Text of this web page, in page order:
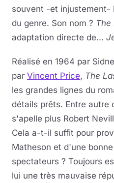
souvent -et injustement-
du genre. Son nom ? The
adaptation directe de...
Réalisé en 1964 par
par Vincent Price, The
les grandes lignes du
détails prêts. Entre autre
s'apelle plus Robert
Cela a-t-il suffit pour
Matheson et d'une
spectateurs ? Toujours
lui une très mauvaise